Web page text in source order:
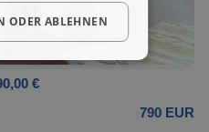
€
790 EUR
ODER ABLEHNEN